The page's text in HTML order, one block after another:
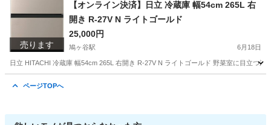
売ります
【オンライン決済】日立 冷蔵庫 幅54cm 265L 右
開き R-27V N ライトゴールド
25,000円
鳩ヶ谷駅 6月18日
日立 HITACHI 冷蔵庫 幅54cm 265L 右開き R-27V N ライトゴールド 野菜室に目立つ
ページTOPへ